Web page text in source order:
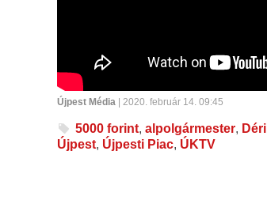
Újpest Média | 2020. február 14. 09:45
5000 forint, alpolgármester,
Újpest, Újpesti Piac, ÚKTV